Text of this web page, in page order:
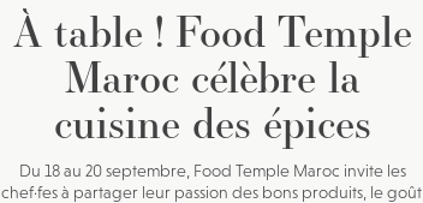
À table ! Food Temple
Maroc célèbre la
cuisine des épices
Du 18 au 20 septembre, Food Temple Maroc invite les
chef·fes à partager leur passion des bons produits, le goût,